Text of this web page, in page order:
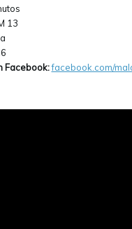
13
Facebook:facebook.com/